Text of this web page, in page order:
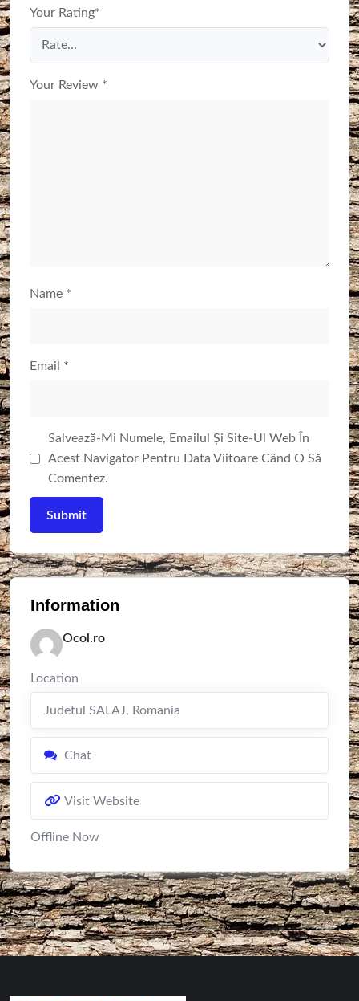
Your Rating*
Your Review *
Name *
Email *
Salvează-Mi Numele, Emailul Și Site-Ul Web În
Acest Navigator Pentru Data Viitoare Când O Să
Comentez.
Information
Ocol.ro
Location
Judetul SALAJ, Romania
Chat
Visit Website
Offline Now